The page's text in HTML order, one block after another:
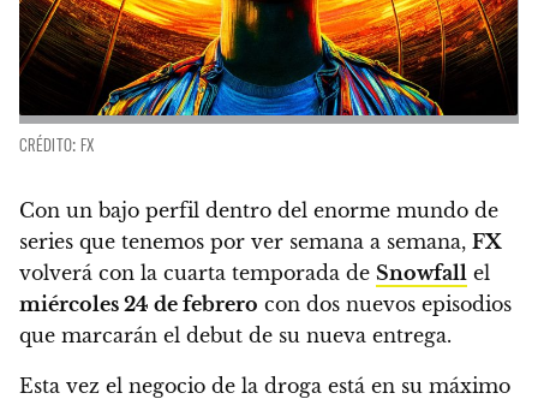
CRÉDITO: FX
Con un bajo perfil dentro del enorme mundo de
series que tenemos por ver semana a semana, FX
volverá con la cuarta temporada de Snowfall el
miércoles 24 de febrero con dos nuevos episodios
que marcarán el debut de su nueva entrega.
Esta vez el negocio de la droga está en su máximo